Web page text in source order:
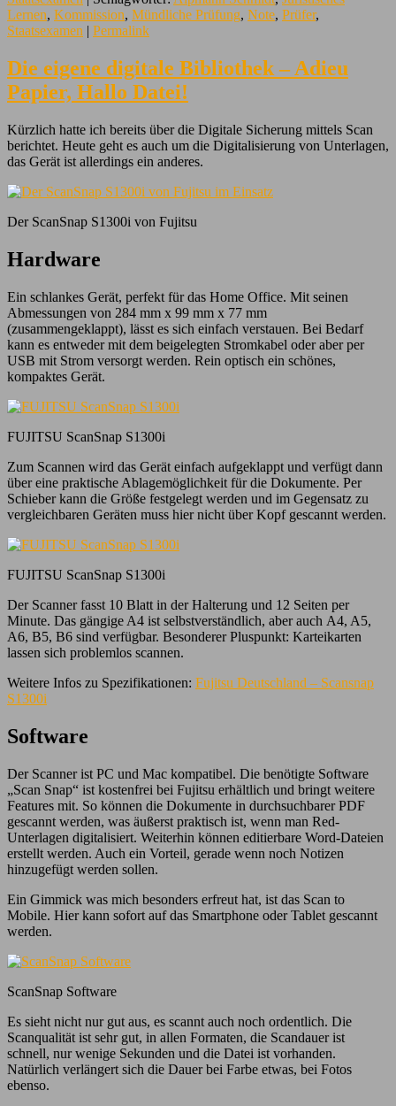
Lernen, Kommission, Mündliche Prüfung, Note, Prüfer,
Staatsexamen | Permalink
Die eigene digitale Bibliothek – Adieu
Papier, Hallo Datei!
Kürzlich hatte ich bereits über die Digitale Sicherung mittels Scan
berichtet. Heute geht es auch um die Digitalisierung von Unterlagen,
das Gerät ist allerdings ein anderes.
Der ScanSnap S1300i von Fujitsu
Hardware
Ein schlankes Gerät, perfekt für das Home Office. Mit seinen
Abmessungen von 284 mm x 99 mm x 77 mm
(zusammengeklappt), lässt es sich einfach verstauen. Bei Bedarf
kann es entweder mit dem beigelegten Stromkabel oder aber per
USB mit Strom versorgt werden. Rein optisch ein schönes,
kompaktes Gerät.
FUJITSU ScanSnap S1300i
Zum Scannen wird das Gerät einfach aufgeklappt und verfügt dann
über eine praktische Ablagemöglichkeit für die Dokumente. Per
Schieber kann die Größe festgelegt werden und im Gegensatz zu
vergleichbaren Geräten muss hier nicht über Kopf gescannt werden.
FUJITSU ScanSnap S1300i
Der Scanner fasst 10 Blatt in der Halterung und 12 Seiten per
Minute. Das gängige A4 ist selbstverständlich, aber auch A4, A5,
A6, B5, B6 sind verfügbar. Besonderer Pluspunkt: Karteikarten
lassen sich problemlos scannen.
Weitere Infos zu Spezifikationen: Fujitsu Deutschland – Scansnap
S1300i
Software
Der Scanner ist PC und Mac kompatibel. Die benötigte Software
„Scan Snap“ ist kostenfrei bei Fujitsu erhältlich und bringt weitere
Features mit. So können die Dokumente in durchsuchbarer PDF
gescannt werden, was äußerst praktisch ist, wenn man Red-
Unterlagen digitalisiert. Weiterhin können editierbare Word-Dateien
erstellt werden. Auch ein Vorteil, gerade wenn noch Notizen
hinzugefügt werden sollen.
Ein Gimmick was mich besonders erfreut hat, ist das Scan to
Mobile. Hier kann sofort auf das Smartphone oder Tablet gescannt
werden.
ScanSnap Software
Es sieht nicht nur gut aus, es scannt auch noch ordentlich. Die
Scanqualität ist sehr gut, in allen Formaten, die Scandauer ist
schnell, nur wenige Sekunden und die Datei ist vorhanden.
Natürlich verlängert sich die Dauer bei Farbe etwas, bei Fotos
ebenso.